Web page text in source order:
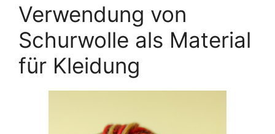
Verwendung von
Schurwolle als Material
für Kleidung